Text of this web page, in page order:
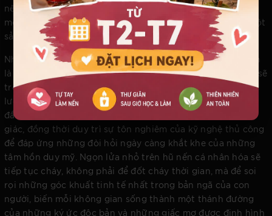
nến, người ta đang mua một trải nghiệm được thấu hiểu,
một sự công nhận dành cho bản sắc cá nhân mà không một
sản phẩm đại trà nào có thể mang lại.
Nhìn về tương lai, sự cá nhân hóa mùi hương sẽ không còn
là một đặc quyền xa xỉ dành riêng cho một nhóm nhỏ, mà sẽ
trở thành một triết lý sống phổ quát định hình mọi chiến
lược phát triển của ngành nến. Các thương hiệu buộc phải
đầu tư nhiều hơn vào công nghệ nghiên cứu tâm lý khứu
giác, đồng thời duy trì sự tôn nghiêm của kỹ nghệ thủ công
để đáp ứng những đòi hỏi ngày càng khắt khe của những
tâm hồn duy mỹ. Ngọn lửa nhỏ trên hũ nến cá nhân hóa sẽ
tiếp tục cháy, không phải để đốt cháy thời gian, mà để soi
rọi những góc khuất tinh tế nhất trong bản ngã của con
người, biến mỗi không gian sống thành một thánh đường
của những ký ức độc bản và những giấc mơ được định hình